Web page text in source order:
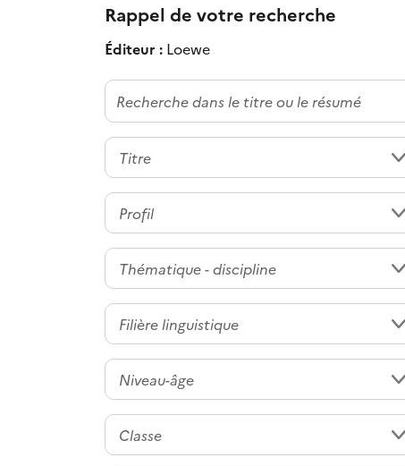
Rappel de votre recherche
Éditeur : Loewe